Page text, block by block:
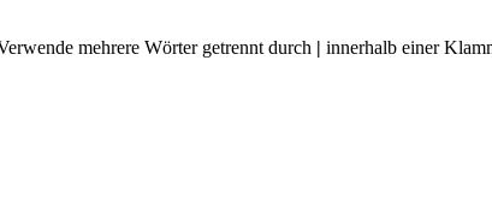
mehrere Wörter getrennt durch | innerhalb einer